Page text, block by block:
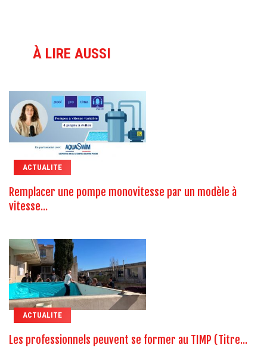
À LIRE AUSSI
ACTUALITE
Remplacer une pompe monovitesse par un modèle à
vitesse...
ACTUALITE
Les professionnels peuvent se former au TIMP (Titre...